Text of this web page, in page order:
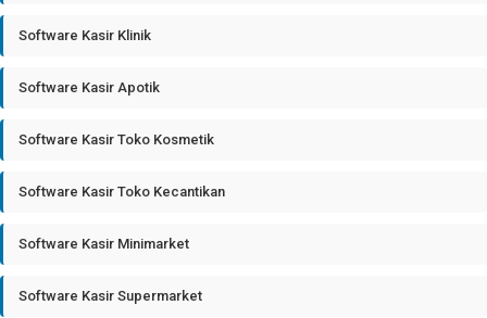
Software Kasir Klinik
Software Kasir Apotik
Software Kasir Toko Kosmetik
Software Kasir Toko Kecantikan
Software Kasir Minimarket
Software Kasir Supermarket